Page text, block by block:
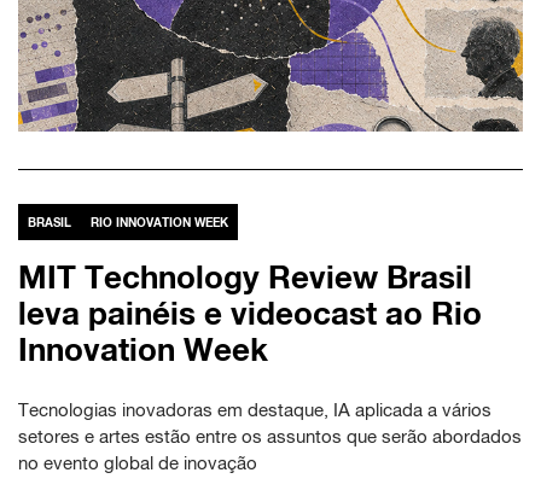
BRASIL RIO INNOVATION WEEK
MIT Technology Review Brasil
leva painéis e videocast ao Rio
Innovation Week
Tecnologias inovadoras em destaque, IA aplicada a vários
setores e artes estão entre os assuntos que serão abordados
no evento global de inovação